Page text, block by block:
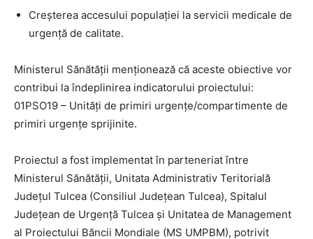
Creșterea accesului populației la servicii medicale de
urgență de calitate.
Ministerul Sănătății menționează că aceste obiective vor
contribui la îndeplinirea indicatorului proiectului:
01PSO19 – Unități de primiri urgențe/compartimente de
primiri urgențe sprijinite.
Proiectul a fost implementat în parteneriat între
Ministerul Sănătății, Unitata Administrativ Teritorială
Județul Tulcea (Consiliul Județean Tulcea), Spitalul
Județean de Urgență Tulcea și Unitatea de Management
al Proiectului Băncii Mondiale (MS UMPBM), potrivit